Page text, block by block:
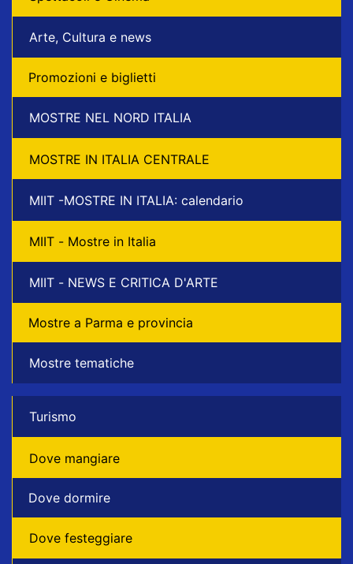
Arte, Cultura e news
Promozioni e biglietti
MOSTRE NEL NORD ITALIA
MOSTRE IN ITALIA CENTRALE
MIIT -MOSTRE IN ITALIA: calendario
MIIT - Mostre in Italia
MIIT - NEWS E CRITICA D'ARTE
Mostre a Parma e provincia
Mostre tematiche
Turismo
Dove mangiare
Dove dormire
Dove festeggiare